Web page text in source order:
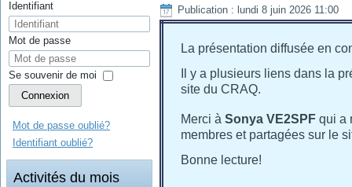
Identifiant
Mot de passe
Se souvenir de moi
Connexion
Mot de passe oublié?
Identifiant oublié?
Activités du mois
Publication : lundi 8 juin 2026 11:00
La présentation diffusée en
Il y a plusieurs liens dans la
site du CRAQ.
Merci à Sonya VE2SPF qui a
membres et partagées sur le
Bonne lecture!